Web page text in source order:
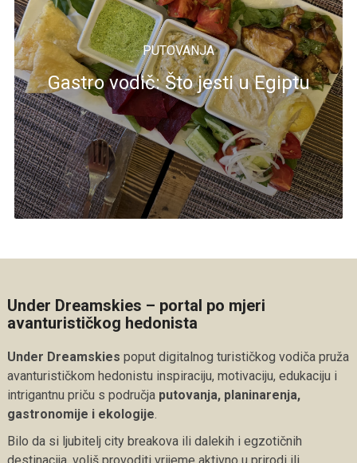
PUTOVANJA
Gastro vodič: Što jesti u Egiptu
Under Dreamskies – portal po mjeri
avanturističkog hedonista
Under Dreamskies poput digitalnog turističkog vodiča pruža
avanturističkom hedonistu inspiraciju, motivaciju, edukaciju i
intrigantnu priču s područja putovanja, planinarenja,
gastronomije i ekologije
Bilo da si ljubitelj city breakova ili dalekih i egzotičnih
destinacija, voliš provoditi vrijeme aktivno u prirodi ili